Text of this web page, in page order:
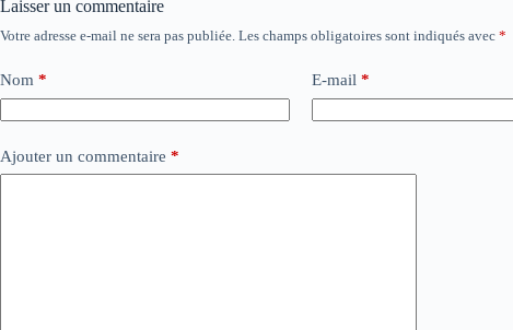
Laisser un commentaire
Votre adresse e-mail ne sera pas publiée. Les champs obligatoires sont indiqués avec *
Nom * E-mail *
Ajouter un commentaire *